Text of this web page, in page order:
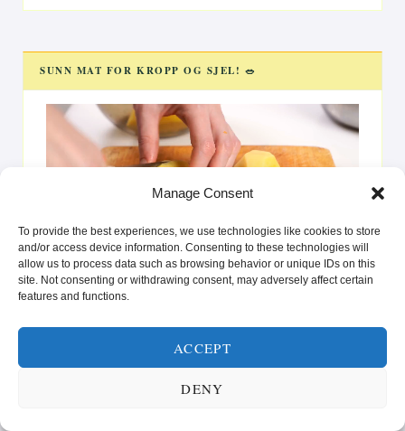
Manage Consent
To provide the best experiences, we use technologies like cookies to store
and/or access device information. Consenting to these technologies will
allow us to process data such as browsing behavior or unique IDs on this
site. Not consenting or withdrawing consent, may adversely affect certain
features and functions.
ACCEPT
DENY
SUNN MAT FOR KROPP OG SJEL! 🥗
Videoavspiller
00:00 00:25
La deg inspirere av oppskrifter som gir glede på tallerkenen
dine helse- og livsstilsmål.”